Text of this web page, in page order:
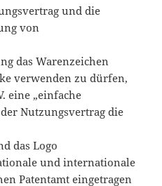
und die
von
das Warenzeichen
verwenden zu dürfen,
eine „einfache
Nutzungsvertrag die
das Logo
und internationale
Patentamt eingetragen